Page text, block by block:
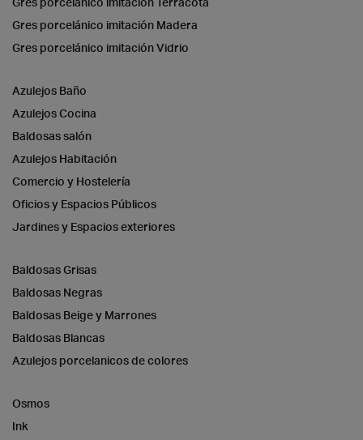
Gres porcelánico imitación Madera
Gres porcelánico imitación Vidrio
Azulejos Baño
Azulejos Cocina
Baldosas salón
Azulejos Habitación
Comercio y Hostelería
Oficios y Espacios Públicos
Jardines y Espacios exteriores
Baldosas Grisas
Baldosas Negras
Baldosas Beige y Marrones
Baldosas Blancas
Azulejos porcelanicos de colores
Osmos
Ink